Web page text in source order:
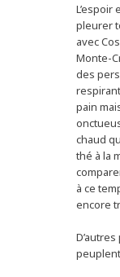
L’espoir
pleurer
avec
Monte-
des
pain
chaud
thé à la
à ce
encore